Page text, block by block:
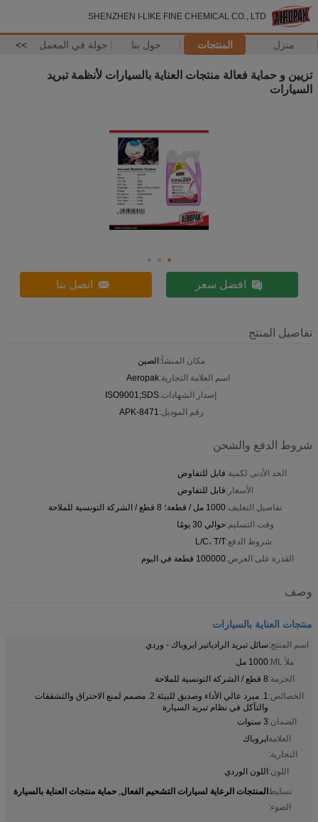
SHENZHEN I-LIKE FINE CHEMICAL CO., LTD
منزل المنتجات حول بنا جولة في المعمل >>
تزيين و حماية فعالة منتجات العناية بالسيارات لأنظمة تبريد
السيارات
افضل سعر اتصل بنا
تفاصيل المنتج
مكان المنشأ:الصين
اسم العلامة التجارية:Aeropak
إصدار الشهادات:ISO9001;SDS
رقم الموديل:APK-8471
شروط الدفع والشحن
الحد الأدنى لكمية:قابل للتفاوض
الأسعار:قابل للتفاوض
تفاصيل التغليف:1000 مل / قطعة؛ 8 قطع / الشركة التونسية للملاحة
وقت التسليم:حوالي 30 يومًا
شروط الدفع:L/C، T/T
القدرة على العرض:100000 قطعة في اليوم
وصف
منتجات العناية بالسيارات
اسم المنتج:سائل تبريد الرادياتير ايروباك - وردي
ملأ ML:
1000 مل
الحزمة:8 قطع / الشركة التونسية للملاحة
الخصائص:
1. مبرد عالي الأداء وصديق للبيئة 2. مصمم لمنع الاحتراق والتشققات
والتآكل في نظام تبريد السيارة
الضمان:3 سنوات
العلامة
التجارية:
ايروباك
اللون:اللون الوردي
تسليط
الضوء:
المنتجات الرعاية لسيارات التشحيم الفعال, حماية منتجات العناية بالسيارة